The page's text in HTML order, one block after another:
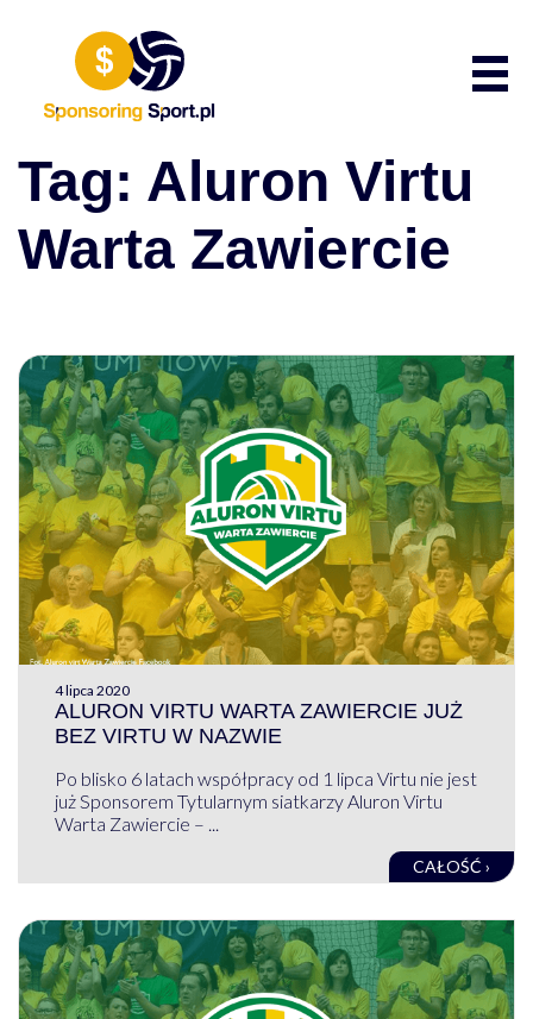
Tag: Aluron Virtu
Warta Zawiercie
4 lipca 2020
ALURON VIRTU WARTA ZAWIERCIE JUŻ
BEZ VIRTU W NAZWIE
Po blisko 6 latach współpracy od 1 lipca Virtu nie jest
już Sponsorem Tytularnym siatkarzy Aluron Virtu
Warta Zawiercie – ...
CAŁOŚĆ ›